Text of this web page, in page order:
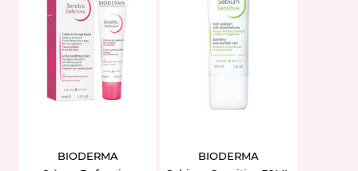
BIODERMA
BIODERMA